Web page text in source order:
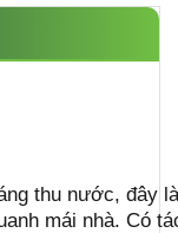
thu nước, đây
mái nhà. Có